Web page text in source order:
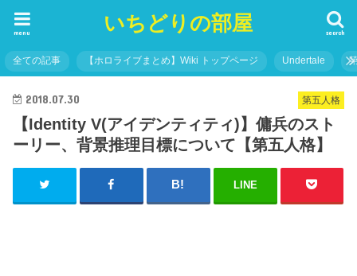
いちどりの部屋 search
menu
全ての記事 【ホロライブまとめ】Wiki トップページ Undertale
第五人格
2018.07.30
【Identity V(アイデンティティ)】傭兵のスト
ーリー、背景推理目標について【第五人格】
LINE